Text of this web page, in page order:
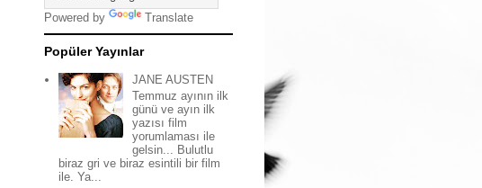
Powered by Translate
Popüler Yayınlar
JANE AUSTEN
Temmuz ayının ilk
günü ve ayın ilk
yazısı film
yorumlaması ile
gelsin... Bulutlu
biraz gri ve biraz esintili bir film
ile. Ya...